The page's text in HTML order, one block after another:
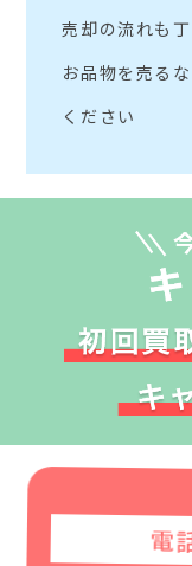
売却の流れも
お品物を売る
ください
電